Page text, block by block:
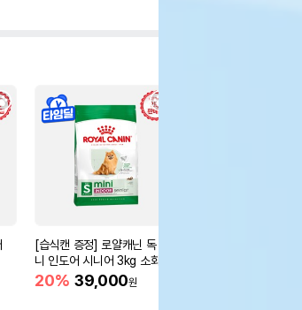
[습식캔 증정] 로얄캐닌 독 미
니 인도어 시니어 3kg 소화도
움
20% 39,000원